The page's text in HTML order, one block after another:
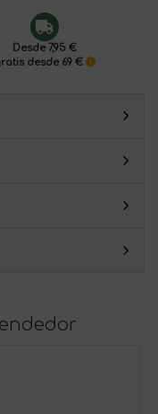
Desde 7,95 €
desde 69 €